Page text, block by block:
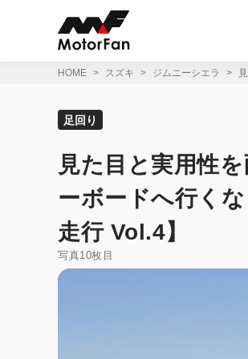
HOME スズキ ジムニーシエラ
足回り
見た目と実用性
ーボードへ行く
走行 Vol.4】
写真10枚目